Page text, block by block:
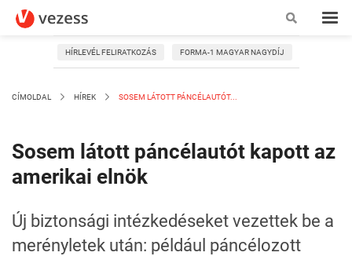
HÍRLEVÉL FELIRATKOZÁS FORMA-1 MAGYAR NAGYDÍJ
CÍMOLDAL HÍREK SOSEM LÁTOTT PÁNCÉLAUTÓT...
Sosem látott páncélautót kapott az
amerikai elnök
Új biztonsági intézkedéseket vezettek be a
merényletek után: például páncélozott